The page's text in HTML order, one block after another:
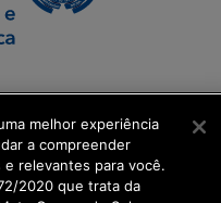
melhor experiência
a compreender
relevantes para você.
2020 que trata da